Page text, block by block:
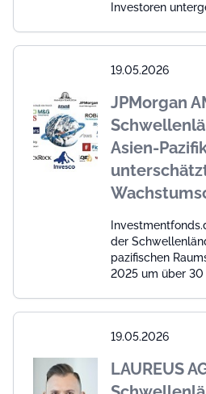
Investoren
19.05.2026
JPMorgan
Asien-
der
pazifischen
2025 um über 30
19.05.2026
LAUREUS AG